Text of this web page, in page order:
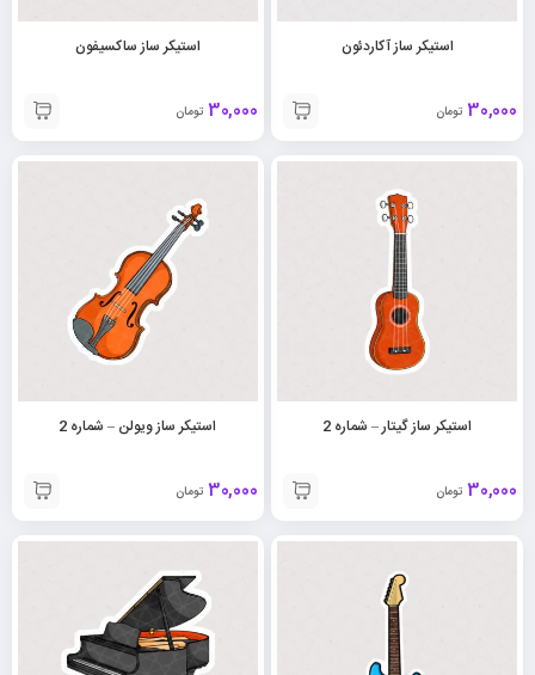
استیکر ساز آکاردئون
30,000 تومان
استیکر ساز ساکسیفون
30,000 تومان
استیکر ساز گیتار – شماره 2
30,000 تومان
استیکر ساز ویولن – شماره 2
30,000 تومان